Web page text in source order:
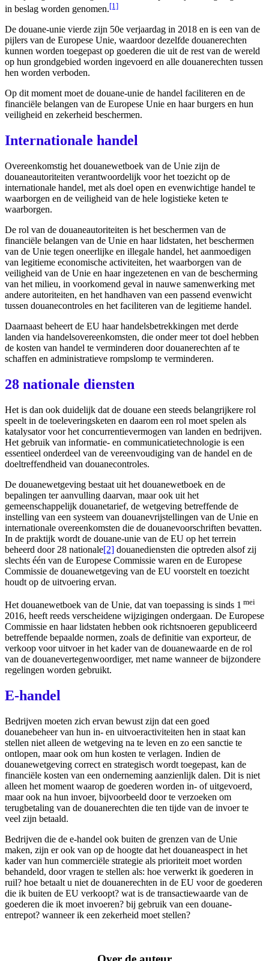
in beslag worden genomen.[1]
De douane-unie vierde zijn 50e verjaardag in 2018 en is een van de
pijlers van de Europese Unie, waardoor dezelfde douanerechten
kunnen worden toegepast op goederen die uit de rest van de wereld
op hun grondgebied worden ingevoerd en alle douanerechten tussen
hen worden verboden.
Op dit moment moet de douane-unie de handel faciliteren en de
financiële belangen van de Europese Unie en haar burgers en hun
veiligheid en zekerheid beschermen.
Internationale handel
Overeenkomstig het douanewetboek van de Unie zijn de
douaneautoriteiten verantwoordelijk voor het toezicht op de
internationale handel, met als doel open en evenwichtige handel te
waarborgen en de veiligheid van de hele logistieke keten te
waarborgen.
De rol van de douaneautoriteiten is het beschermen van de
financiële belangen van de Unie en haar lidstaten, het beschermen
van de Unie tegen oneerlijke en illegale handel, het aanmoedigen
van legitieme economische activiteiten, het waarborgen van de
veiligheid van de Unie en haar ingezetenen en van de bescherming
van het milieu, in voorkomend geval in nauwe samenwerking met
andere autoriteiten, en het handhaven van een passend evenwicht
tussen douanecontroles en het faciliteren van de legitieme handel.
Daarnaast beheert de EU haar handelsbetrekkingen met derde
landen via handelsovereenkomsten, die onder meer tot doel hebben
de kosten van handel te verminderen door douanerechten af te
schaffen en administratieve rompslomp te verminderen.
28 nationale diensten
Het is dan ook duidelijk dat de douane een steeds belangrijkere rol
speelt in de toeleveringsketen en daarom een rol moet spelen als
katalysator voor het concurrentievermogen van landen en bedrijven.
Het gebruik van informatie- en communicatietechnologie is een
essentieel onderdeel van de vereenvoudiging van de handel en de
doeltreffendheid van douanecontroles.
De douanewetgeving bestaat uit het douanewetboek en de
bepalingen ter aanvulling daarvan, maar ook uit het
gemeenschappelijk douanetarief, de wetgeving betreffende de
instelling van een systeem van douanevrijstellingen van de Unie en
internationale overeenkomsten die de douanevoorschriften bevatten.
In de praktijk wordt de douane-unie van de EU op het terrein
beheerd door 28 nationale[2] douanediensten die optreden alsof zij
slechts één van de Europese Commissie waren en de Europese
Commissie de douanewetgeving van de EU voorstelt en toezicht
houdt op de uitvoering ervan.
Het douanewetboek van de Unie, dat van toepassing is sinds 1 mei
2016, heeft reeds verscheidene wijzigingen ondergaan. De Europese
Commissie en haar lidstaten hebben ook richtsnoeren gepubliceerd
betreffende bepaalde normen, zoals de definitie van exporteur, de
verkoop voor uitvoer in het kader van de douanewaarde en de rol
van de douanevertegenwoordiger, met name wanneer de bijzondere
regelingen worden gebruikt.
E-handel
Bedrijven moeten zich ervan bewust zijn dat een goed
douanebeheer van hun in- en uitvoeractiviteiten hen in staat kan
stellen niet alleen de wetgeving na te leven en zo een sanctie te
ontlopen, maar ook om hun kosten te verlagen. Indien de
douanewetgeving correct en strategisch wordt toegepast, kan de
financiële kosten van een onderneming aanzienlijk dalen. Dit is niet
alleen het moment waarop de goederen worden in- of uitgevoerd,
maar ook na hun invoer, bijvoorbeeld door te verzoeken om
terugbetaling van de douanerechten die ten tijde van de invoer te
veel zijn betaald.
Bedrijven die de e-handel ook buiten de grenzen van de Unie
maken, zijn er ook van op de hoogte dat het douaneaspect in het
kader van hun commerciële strategie als prioriteit moet worden
behandeld, door vragen te stellen als: hoe verwerkt ik goederen in
ruil? hoe betaalt u niet de douanerechten in de EU voor de goederen
die ik buiten de EU verkoopt? wat is de transactiewaarde van de
goederen die ik moet invoeren? bij gebruik van een douane-
entrepot? wanneer ik een zekerheid moet stellen?